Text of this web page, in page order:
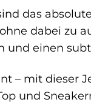
das
dabei zu
und einen
– mit dieser
und